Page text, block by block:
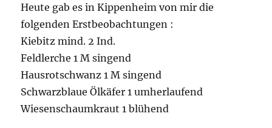
Heute gab es in Kippenheim von mir die
folgenden Erstbeobachtungen :
Kiebitz mind. 2 Ind.
Feldlerche 1 M singend
Hausrotschwanz 1 M singend
Schwarzblaue Ölkäfer 1 umherlaufend
Wiesenschaumkraut 1 blühend